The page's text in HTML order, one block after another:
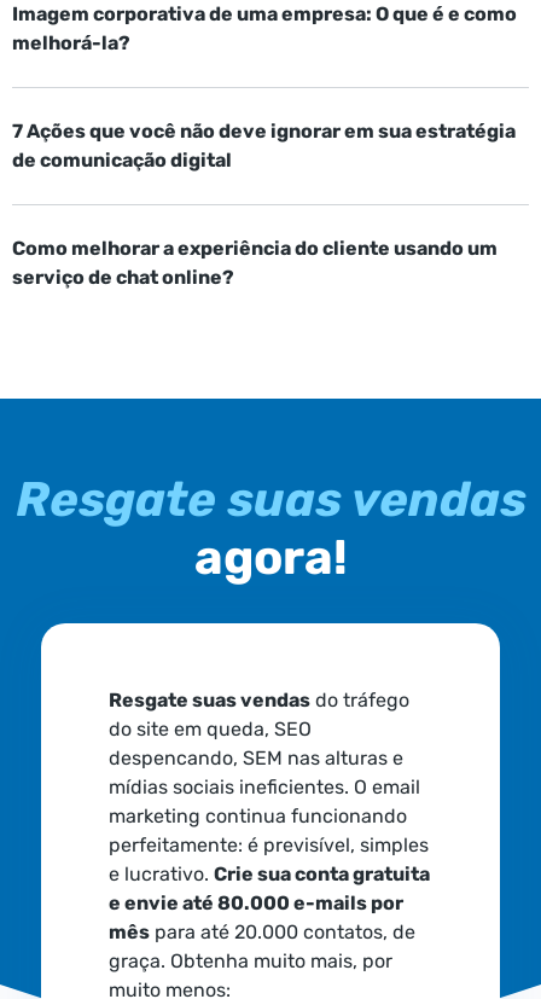
Imagem corporativa de uma empresa: O que é e como
melhorá-la?
7 Ações que você não deve ignorar em sua estratégia
de comunicação digital
Como melhorar a experiência do cliente usando um
serviço de chat online?
Resgate suas vendas
agora!
Resgate suas vendasdo tráfego
do site em queda, SEO
despencando, SEM nas alturas e
mídias sociais ineficientes. O email
marketing continua funcionando
perfeitamente: é previsível, simples
e lucrativo. Crie sua conta gratuita
e envie até 80.000 e-mails por
mêspara até 20.000 contatos, de
graça. Obtenha muito mais, por
muito menos: